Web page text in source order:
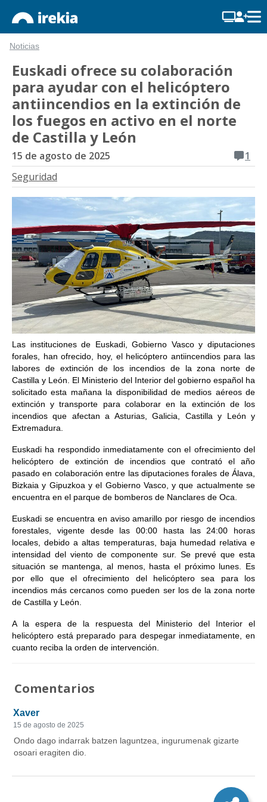
Noticias
Euskadi ofrece su colaboración
para ayudar con el helicóptero
antiincendios en la extinción de
los fuegos en activo en el norte
de Castilla y León
15 de agosto de 2025
1
Seguridad
Las instituciones de Euskadi, Gobierno Vasco y diputaciones
forales, han ofrecido, hoy, el helicóptero antiincendios para las
labores de extinción de los incendios de la zona norte de
Castilla y León. El Ministerio del Interior del gobierno español ha
solicitado esta mañana la disponibilidad de medios aéreos de
extinción y transporte para colaborar en la extinción de los
incendios que afectan a Asturias, Galicia, Castilla y León y
Extremadura.
Euskadi ha respondido inmediatamente con el ofrecimiento del
helicóptero de extinción de incendios que contrató el año
pasado en colaboración entre las diputaciones forales de Álava,
Bizkaia y Gipuzkoa y el Gobierno Vasco, y que actualmente se
encuentra en el parque de bomberos de Nanclares de Oca.
Euskadi se encuentra en aviso amarillo por riesgo de incendios
forestales, vigente desde las 00:00 hasta las 24:00 horas
locales, debido a altas temperaturas, baja humedad relativa e
intensidad del viento de componente sur. Se prevé que esta
situación se mantenga, al menos, hasta el próximo lunes. Es
por ello que el ofrecimiento del helicóptero sea para los
incendios más cercanos como pueden ser los de la zona norte
de Castilla y León.
A la espera de la respuesta del Ministerio del Interior el
helicóptero está preparado para despegar inmediatamente, en
cuanto reciba la orden de intervención.
Comentarios